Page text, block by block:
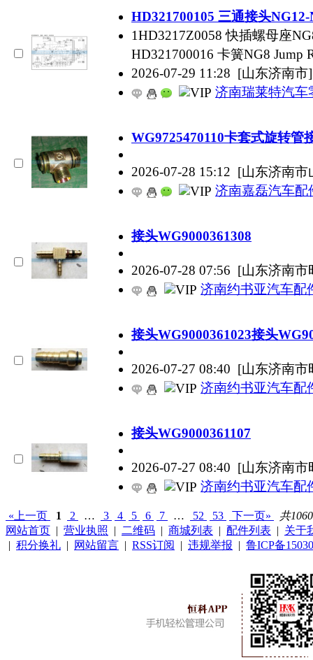
HD321700105 三通接头
1HD3217Z0058 快插螺母座
HD321700016 卡簧NG8 Jump
2026-07-29 11:28 [山东济南市]
济南瑞莱特汽车
WG9725470110卡套式旋转管
2026-07-28 15:12 [山东济南市
济南嘉磊汽车配
接头WG9000361308
2026-07-28 07:56 [山东济南市
济南约书亚汽车配
接头WG9000361023接头
2026-07-27 08:40 [山东济南市
济南约书亚汽车配
接头WG9000361107
2026-07-27 08:40 [山东济南市
济南约书亚汽车配
«上一页 1 2 … 3 4 5 6 7 … 52 53 下一页»
共
网站首页 | 营业执照 | 二维码 | 商城列表 | 配件列表 | 关于
| 积分换礼 | 网站留言 | RSS订阅 | 违规举报 | 鲁ICP备